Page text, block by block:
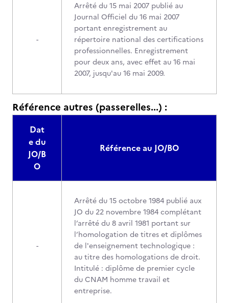
-
Arrêté du 15 mai 2007 publié au
Journal Officiel du 16 mai 2007
portant enregistrement au
répertoire national des certifications
professionnelles. Enregistrement
pour deux ans, avec effet au 16 mai
2007, jusqu'au 16 mai 2009.
Référence autres (passerelles...) :
Dat
e du
JO/B
O
Référence au JO/BO
-
Arrêté du 15 octobre 1984 publié aux
JO du 22 novembre 1984 complétant
l’arrêté du 8 avril 1981 portant sur
l’homologation de titres et diplômes
de l'enseignement technologique :
au titre des homologations de droit.
Intitulé : diplôme de premier cycle
du CNAM homme travail et
entreprise.